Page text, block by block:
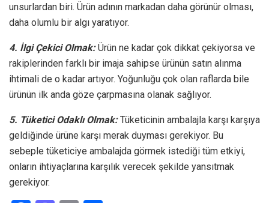
unsurlardan biri. Ürün adının markadan daha görünür olması,
daha olumlu bir algı yaratıyor.
4. İlgi Çekici Olmak: Ürün ne kadar çok dikkat çekiyorsa ve
rakiplerinden farklı bir imaja sahipse ürünün satın alınma
ihtimali de o kadar artıyor. Yoğunluğu çok olan raflarda bile
ürünün ilk anda göze çarpmasına olanak sağlıyor.
5. Tüketici Odaklı Olmak: Tüketicinin ambalajla karşı karşıya
geldiğinde ürüne karşı merak duyması gerekiyor. Bu
sebeple tüketiciye ambalajda görmek istediği tüm etkiyi,
onların ihtiyaçlarına karşılık verecek şekilde yansıtmak
gerekiyor.